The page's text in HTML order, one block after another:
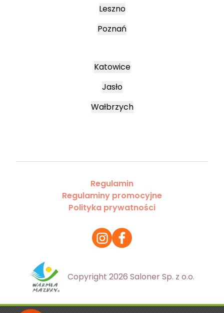
Leszno
Poznań
Katowice
Jasło
Wałbrzych
Regulamin
Regulaminy promocyjne
Polityka prywatności
Copyright 2026 Saloner Sp. z o.o.